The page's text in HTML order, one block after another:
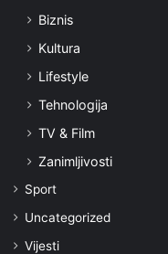
Biznis
Kultura
Lifestyle
Tehnologija
TV & Film
Zanimljivosti
Sport
Uncategorized
Vijesti